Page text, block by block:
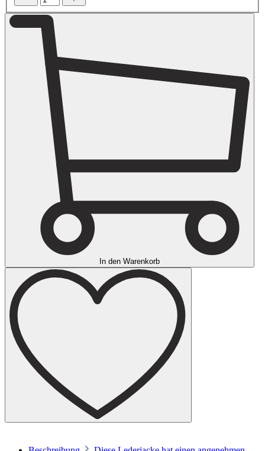
In den Warenkorb